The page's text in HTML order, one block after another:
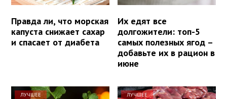
Правда ли, что морская
капуста снижает сахар
и спасает от диабета
Их едят все
долгожители: топ-5
самых полезных ягод –
добавьте их в рацион в
июне
ЛУЧШЕЕ ЛУЧШЕЕ